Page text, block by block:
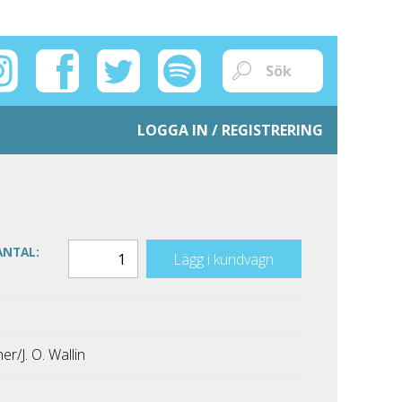
LOGGA IN / REGISTRERING
Lägg i kundvagn
J. O. Wallin